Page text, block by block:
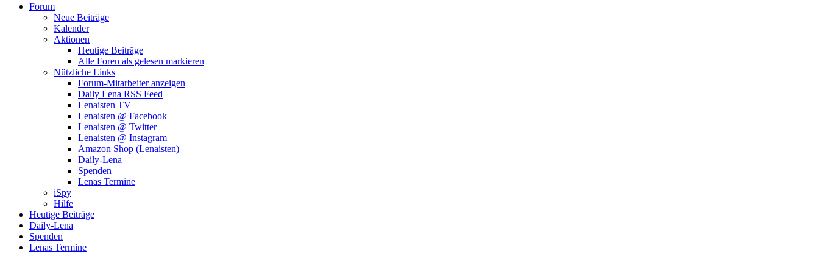
Forum
Neue Beiträge
Kalender
Aktionen
Heutige Beiträge
Alle Foren als gelesen markieren
Nützliche Links
Forum-Mitarbeiter anzeigen
Daily Lena RSS Feed
Lenaisten TV
Lenaisten @ Facebook
Lenaisten @ Twitter
Lenaisten @ Instagram
Amazon Shop (Lenaisten)
Daily-Lena
Spenden
Lenas Termine
iSpy
Hilfe
Heutige Beiträge
Daily-Lena
Spenden
Lenas Termine